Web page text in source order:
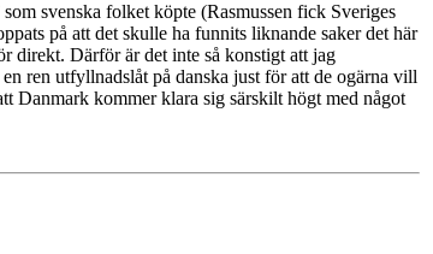
svenska folket köpte (Rasmussen fick Sveriges
på att det skulle ha funnits liknande saker det här
direkt. Därför är det inte så konstigt att jag
ren utfyllnadslåt på danska just för att de ogärna vill
Danmark kommer klara sig särskilt högt med något